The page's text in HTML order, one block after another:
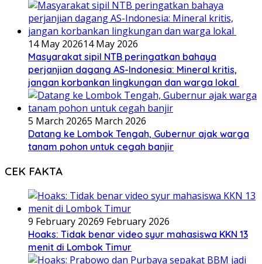
14 May 202614 May 2026
Masyarakat sipil NTB peringatkan bahaya
perjanjian dagang AS-Indonesia: Mineral kritis,
jangan korbankan lingkungan dan warga lokal
5 March 20265 March 2026
Datang ke Lombok Tengah, Gubernur ajak warga
tanam pohon untuk cegah banjir
CEK FAKTA
9 February 20269 February 2026
Hoaks: Tidak benar video syur mahasiswa KKN 13
menit di Lombok Timur